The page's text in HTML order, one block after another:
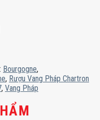
Bourgogne,
, Rượu Vang Pháp Chartron
, Vang Pháp